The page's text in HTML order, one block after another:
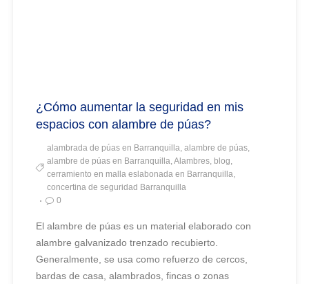
¿Cómo aumentar la seguridad en mis
espacios con alambre de púas?
alambrada de púas en Barranquilla, alambre de púas,
alambre de púas en Barranquilla, Alambres, blog,
cerramiento en malla eslabonada en Barranquilla,
concertina de seguridad Barranquilla
0
El alambre de púas es un material elaborado con
alambre galvanizado trenzado recubierto.
Generalmente, se usa como refuerzo de cercos,
bardas de casa, alambrados, fincas o zonas